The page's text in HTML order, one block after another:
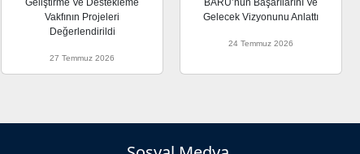
Geliştirme Ve Destekleme
Vakfının Projeleri
Değerlendirildi
27 Temmuz 2026
BARÜ’nün Başarılarını Ve
Gelecek Vizyonunu Anlattı
24 Temmuz 2026